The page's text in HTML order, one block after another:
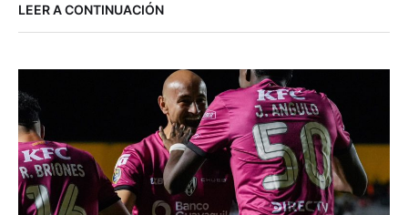
LEER A CONTINUACIÓN